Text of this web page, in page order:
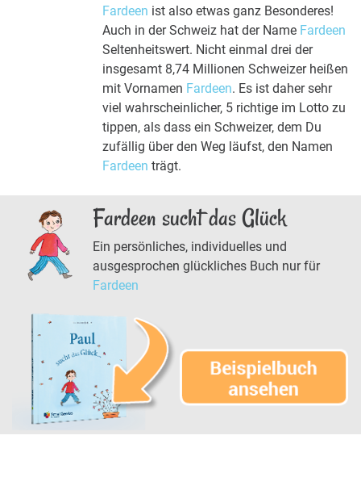
Fardeen ist also etwas ganz Besonderes!
Auch in der Schweiz hat der Name Fardeen
Seltenheitswert. Nicht einmal drei der
insgesamt 8,74 Millionen Schweizer heißen
mit Vornamen Fardeen. Es ist daher sehr
viel wahrscheinlicher, 5 richtige im Lotto zu
tippen, als dass ein Schweizer, dem Du
zufällig über den Weg läufst, den Namen
Fardeen trägt.
Fardeen sucht das Glück
Ein persönliches, individuelles und
ausgesprochen glückliches Buch nur für
Fardeen